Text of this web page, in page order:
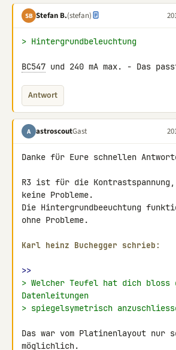
SB Stefan B.(stefan)
> Hintergrundbeleuchtung
BC547 und 240 mA max. - Das
Antwort
A astroscoutGast
Danke für Eure schnellen
R3 ist für die Kontrastspannung,
keine Probleme.
Die Hintergrundbeeuchtung
ohne Probleme.
Karl heinz Buchegger schrieb:
>>
> Welcher Teufel hat dich
Datenleitungen
> spiegelsymetrisch
Das war vom Platinenlayout nur
möglichlich.